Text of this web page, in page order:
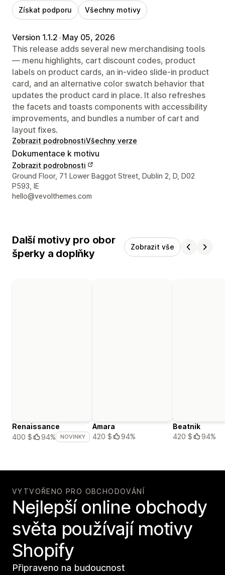
Získat podporu Všechny motivy
Version 1.1.2•May 05, 2026
This release adds several new merchandising tools
— menu highlights, cart discount codes, product
labels on product cards, an in-video slide-in product
card, and an alternative color swatch behavior that
updates the product card in place. It also refreshes
the facets and toasts components with accessibility
improvements, and bundles a number of cart and
layout fixes.
Zobrazit podrobnostiVšechny verze
Dokumentace k motivu
Zobrazit podrobnosti
Kontaktní údaje designéra
Ground Floor, 71 Lower Baggot Street, Dublin 2, D, D02
P593, IE
hello@vevolthemes.com
Další motivy pro obor
šperky a doplňky
Zobrazit vše
Renaissance
400 $
94% NOVINKY
Amara
420 $
94%
Beatnik
420 $
94%
VYTVOŘENO PRO OBCHODOVÁNÍ
Nejlepší online obchody
světa používají motivy
Shopify
Připraveno na budoucnost